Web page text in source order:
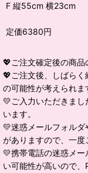
F 縦55cm 横23cm
定価6380円
💖ご注文確定後の商品
💖ご注文後、しばら
の可能性が考えられま
💛ご入力いただきま
います。
💛迷惑メールフォル
がありますので、一度
💛携帯電話の迷惑メ
い可能性が高いので